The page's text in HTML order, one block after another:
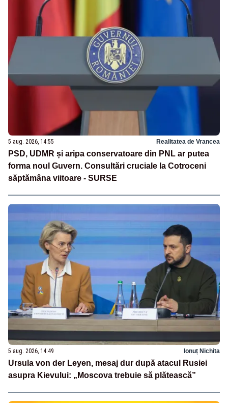
5 aug. 2026, 14:55 Realitatea de Vrancea
PSD, UDMR și aripa conservatoare din PNL ar putea
forma noul Guvern. Consultări cruciale la Cotroceni
săptămâna viitoare - SURSE
5 aug. 2026, 14:49 Ionuț Nichita
Ursula von der Leyen, mesaj dur după atacul Rusiei
asupra Kievului: „Moscova trebuie să plătească”